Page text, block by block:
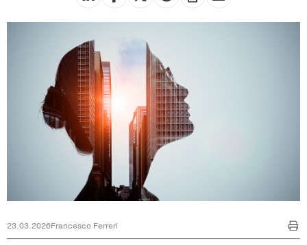
23.03.2026Francesco Ferreri